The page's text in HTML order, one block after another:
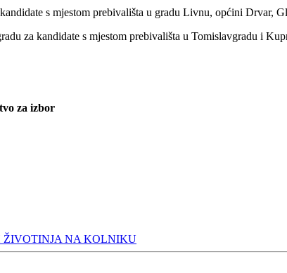
s mjestom prebivališta u gradu Livnu, općini Drvar,
za kandidate s mjestom prebivališta u Tomislavgradu i
za izbor
ŽIVOTINJA NA KOLNIKU